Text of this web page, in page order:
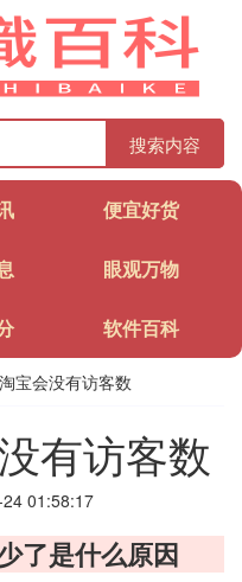
搜索内容
便宜好货
眼观万物
软件百科
宝会没有访客数
有访客数
01:58:17
了是什么原因